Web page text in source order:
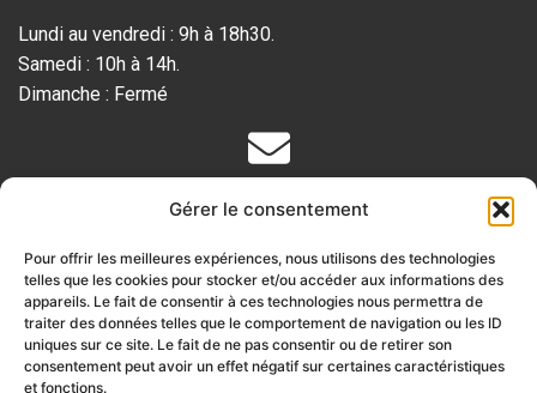
Gérer le consentement
Pour offrir les meilleures expériences, nous utilisons des technologies
telles que les cookies pour stocker et/ou accéder aux informations des
appareils. Le fait de consentir à ces technologies nous permettra de
traiter des données telles que le comportement de navigation ou les ID
uniques sur ce site. Le fait de ne pas consentir ou de retirer son
consentement peut avoir un effet négatif sur certaines caractéristiques
et fonctions.
Lundi au vendredi : 9h à 18h30.
Samedi : 10h à 14h.
Dimanche : Fermé
Votre devis gratuit
ou envoyez-vous vos documents par email
pour obtenir votre
devis gratuit et sans engagement :
info@ab-traduction.com